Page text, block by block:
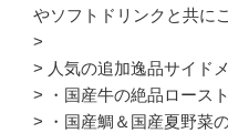
やソフトドリンクと共に
>
> 人気の追加逸品サイド
> ・国産牛の絶品ロース
> ・国産鯛＆国産夏野菜